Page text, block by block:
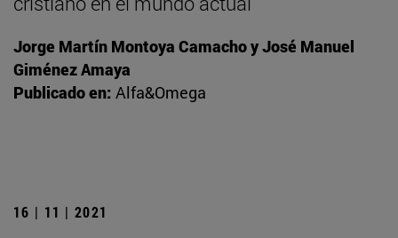
Jorge Martín Montoya Camacho y José Manuel
Giménez Amaya
Publicado en: Alfa&Omega
16 | 11 | 2021